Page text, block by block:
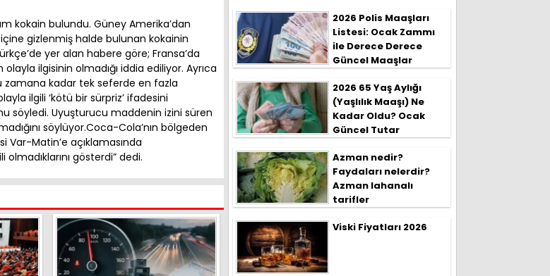
kokain bulundu. Güney Amerika’dan
gizlenmiş halde bulunan kokainin
yer alan habere göre; Fransa’da
ilgisinin olmadığı iddia ediliyor. Ayrıca
zamana kadar tek seferde en fazla
ilgili ‘kötü bir sürpriz’ ifadesini
söyledi. Uyuşturucu maddenin izini süren
söylüyor.Coca-Cola’nın bölgeden
Matin’e açıklamasında
gösterdi” dedi.
2026 Polis Maaşları
Listesi: Ocak Zammı
ile Derece Derece
Güncel Maaşlar
2026 65 Yaş Aylığı
(Yaşlılık Maaşı) Ne
Kadar Oldu? Ocak
Güncel Tutar
Azman nedir?
Faydaları nelerdir?
Azman lahanalı
tarifler
Viski Fiyatları 2026